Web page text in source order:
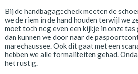
Bij de handbagagecheck moeten de
we de riem in de hand houden terwijl we
moet toch nog even een kijkje in onze tas
dan kunnen we door naar de
marechaussee. Ook dit gaat met een
hebben we alle formaliteiten gehad.
het rustig.